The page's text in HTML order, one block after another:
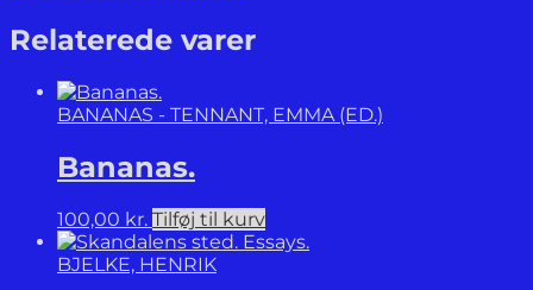
antal
Relaterede varer
BANANAS - TENNANT, EMMA (ED.)
Bananas.
100,00 kr. Tilføj til kurv
BJELKE, HENRIK